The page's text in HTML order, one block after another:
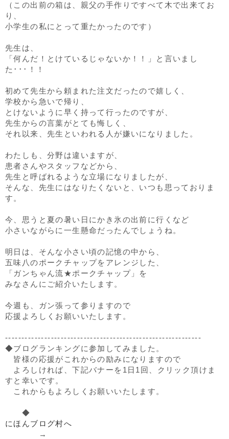
（この出前の箱は、親父の手作りですべて木で出来てお
り、
小学生の私にとって重たかったのです）
先生は、
「何んだ！とけているじゃないか！！」と言いまし
た･･･！！
初めて先生から頼まれた注文だったので嬉しく、
学校から急いで帰り、
とけないように早く持って行ったのですが、
先生からの言葉がとても悔しく、
それ以来、先生といわれる人が嫌いになりました。
わたしも、分野は違いますが、
患者さんやスタッフなどから、
先生と呼ばれるような立場になりましたが、
そんな、先生にはなりたくないと、いつも思っておりま
す。
今、思うと夏の暑い日にかき氷の出前に行くなど
小さいながらに一生懸命だったんでしょうね。
明日は、そんな小さい頃の記憶の中から、
五味八のポークチャップをアレンジした、
「ガンちゃん流★ポークチャップ」を
みなさんにご紹介いたします。
今週も、ガン張って参りますので
応援よろしくお願いいたします。
------------------------------------------------------------
◆ブログランキングに参加してみました。
皆様の応援がこれからの励みになりますので
よろしければ、下記バナーを1日1回、クリック頂けま
すと幸いです。
これからもよろしくお願いいたします。
◆
にほんブログ村へ
→